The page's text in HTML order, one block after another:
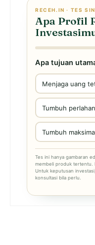
RECEH.IN · TES
Apa Profil
Apa tujuan
Menjaga uang
Tumbuh
Tumbuh
Tes ini hanya gambaran
membeli produk tertentu.
Untuk keputusan
konsultasi bila perlu.